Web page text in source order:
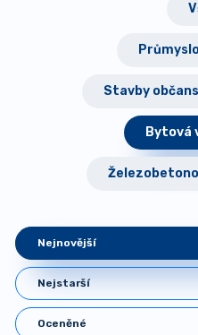
Stavby
Bytová
Nejnovější
Nejstarší
Oceněné